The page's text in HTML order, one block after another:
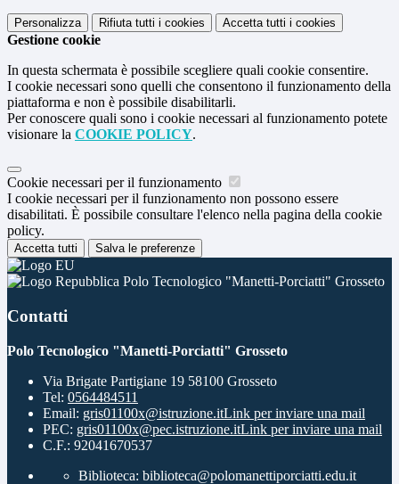
Personalizza Rifiuta tutti i cookies Accetta tutti i cookies
Gestione cookie
In questa schermata è possibile scegliere quali cookie consentire.
I cookie necessari sono quelli che consentono il funzionamento della
piattaforma e non è possibile disabilitarli.
Per conoscere quali sono i cookie necessari al funzionamento potete
visionare la COOKIE POLICY.
Cookie necessari per il funzionamento
I cookie necessari per il funzionamento non possono essere
disabilitati. È possibile consultare l'elenco nella pagina della cookie
policy.
Accetta tutti Salva le preferenze
Polo Tecnologico "Manetti-Porciatti" Grosseto
Contatti
Polo Tecnologico "Manetti-Porciatti" Grosseto
Via Brigate Partigiane 19 58100 Grosseto
Tel: 0564484511
Email: gris01100x@istruzione.itLink per inviare una mail
PEC: gris01100x@pec.istruzione.itLink per inviare una mail
C.F.: 92041670537
Biblioteca: biblioteca@polomanettiporciatti.edu.it